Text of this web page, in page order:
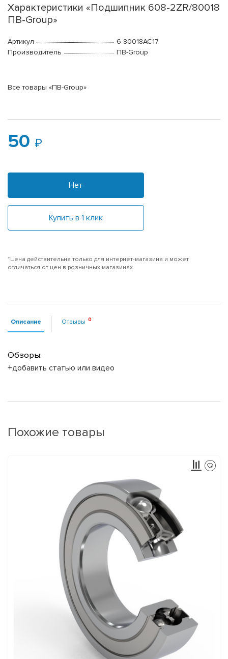
Характеристики «Подшипник 608-2ZR/80018
ПВ-Group»
Артикул
6-80018АС17
Производитель
ПВ-Group
Все товары «ПВ-Group»
50
Нет
Купить в 1 клик
*Цена действительна только для интернет-магазина и может
отличаться от цен в розничных магазинах
Описание Отзывы
Обзоры:
+добавить статью или видео
Похожие товары